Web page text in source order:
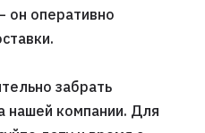
оперативно
забрать
нашей компании. Для